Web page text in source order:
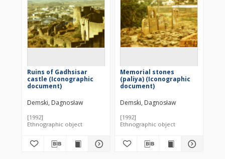
Ruins of Gadhsisar
castle (Iconographic
document)
Demski, Dagnosław
[1992]
Ethnographic object
Memorial stones
(paliya) (Iconographic
document)
Demski, Dagnosław
[1992]
Ethnographic object